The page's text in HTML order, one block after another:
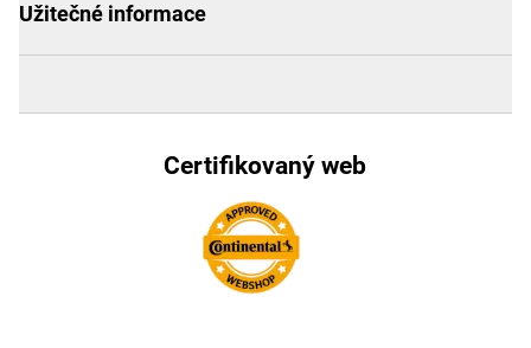
Užitečné informace
Certifikovaný web